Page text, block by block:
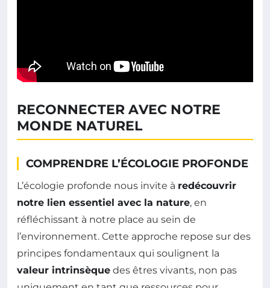
RECONNECTER AVEC NOTRE
MONDE NATUREL
COMPRENDRE L’ÉCOLOGIE PROFONDE
L’écologie profonde nous invite à redécouvrir
notre lien essentiel avec la nature, en
réfléchissant à notre place au sein de
l’environnement. Cette approche repose sur des
principes fondamentaux qui soulignent la
valeur intrinsèque des êtres vivants, non pas